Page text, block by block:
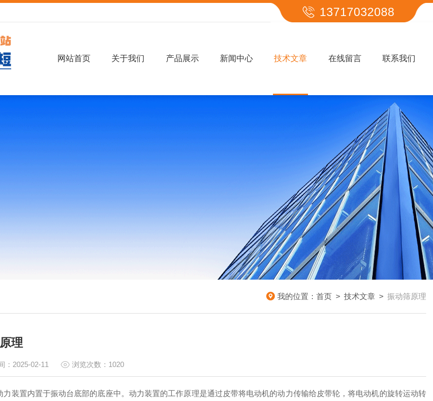
13717032088
网站首页 关于我们 产品展示 新闻中心 技术文章 在线留言 联系我们
我的位置： 首页 > 技术文章 > 振动筛原理
理
：2025-02-11 浏览次数：1020
力装置内置于振动台底部的底座中。动力装置的工作原理是通过皮带将电动机的动力传输给皮带轮，将电动机的旋转运动转